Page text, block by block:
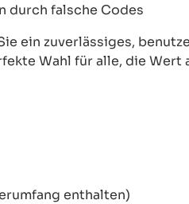
durch falsche Codes
ein zuverlässiges,
Wahl für alle, die
enthalten)